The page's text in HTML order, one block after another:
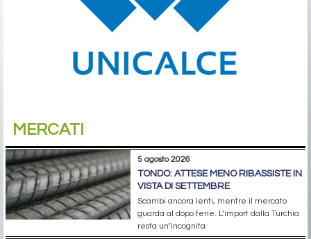
MERCATI
5 agosto 2026
TONDO: ATTESE MENO RIBASSISTE IN
VISTA DI SETTEMBRE
Scambi ancora lenti, mentre il mercato
guarda al dopo ferie. L’import dalla Turchia
resta un’incognita